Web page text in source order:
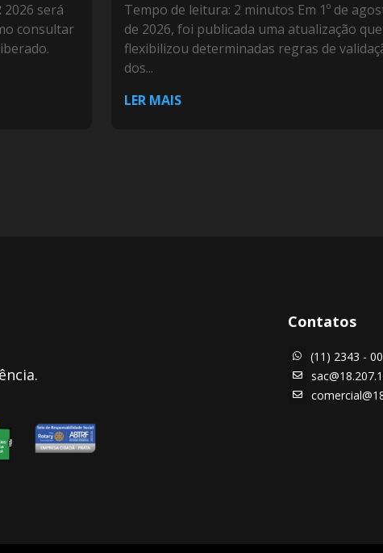
será
consultar
Tempo de leitura: 2 minutos Em 1º de
de 2026, foi publicada uma atualização que
flexibilizou determinadas regras de
dos...
LER MAIS
Contatos
 (11) 2343 -

